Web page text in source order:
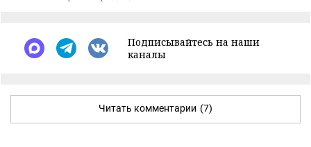
Подписывайтесь на наши
каналы
Читать комментарии (7)